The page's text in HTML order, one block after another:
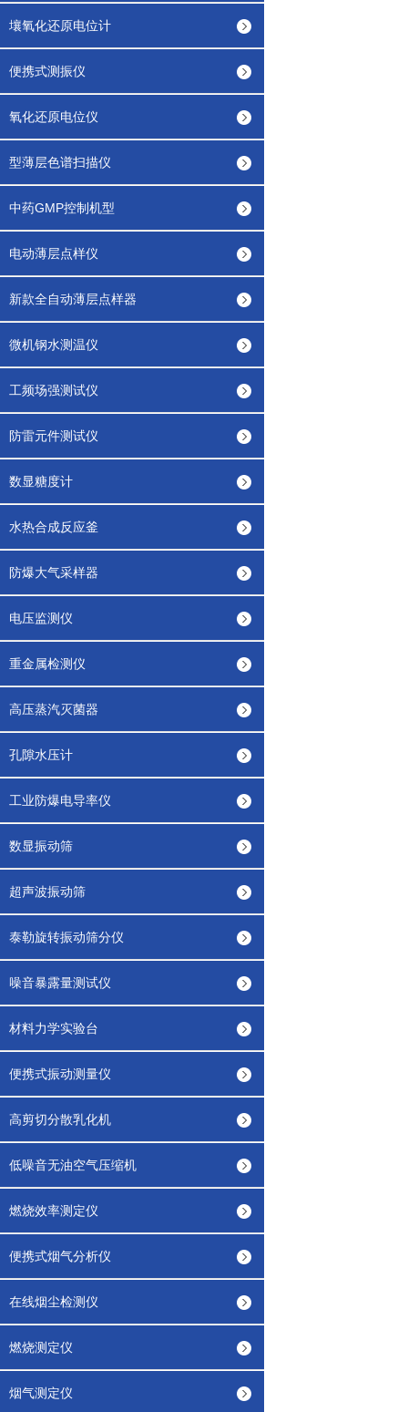
壤氧化还原电位计
便携式测振仪
氧化还原电位仪
型薄层色谱扫描仪
中药GMP控制机型
电动薄层点样仪
新款全自动薄层点样器
微机钢水测温仪
工频场强测试仪
防雷元件测试仪
数显糖度计
水热合成反应釜
防爆大气采样器
电压监测仪
重金属检测仪
高压蒸汽灭菌器
孔隙水压计
工业防爆电导率仪
数显振动筛
超声波振动筛
泰勒旋转振动筛分仪
噪音暴露量测试仪
材料力学实验台
便携式振动测量仪
高剪切分散乳化机
低噪音无油空气压缩机
燃烧效率测定仪
便携式烟气分析仪
在线烟尘检测仪
燃烧测定仪
烟气测定仪